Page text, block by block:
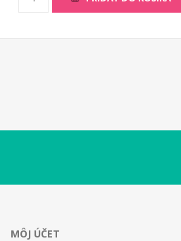
MÔJ ÚČET